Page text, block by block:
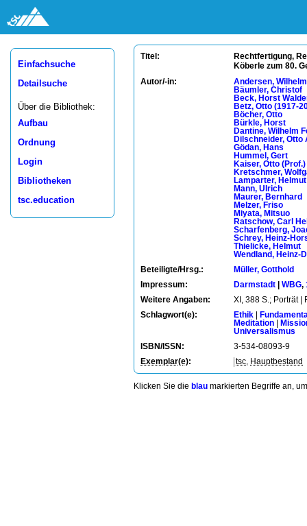
Einfachsuche
Detailsuche
Über die Bibliothek:
Aufbau
Ordnung
Login
Bibliotheken
tsc.education
Titel:
Rechtfertigung,
Köberle zum 80.
Autor/-in:
Andersen, Wilhelm
Bäumler, Christof
Beck, Horst
Betz, Otto (1917-
Böcher, Otto
Bürkle, Horst
Dantine, Wilhelm
Dilschneider, Otto
Gödan, Hans
Hummel, Gert
Kaiser, Otto (Prof.)
Kretschmer,
Lamparter, Helmut
Mann, Ulrich
Maurer, Bernhard
Melzer, Friso
Miyata, Mitsuo
Ratschow, Carl
Scharfenberg,
Schrey, Heinz-
Thielicke, Helmut
Wendland, Heinz-
Beteiligte/Hrsg.:
Müller, Gotthold
Impressum:
Darmstadt WBG,
Weitere Angaben:
XI, 388 S.; Porträt |
Schlagwort(e):
Ethik
Meditation
Universalismus
ISBN/ISSN:
3-534-08093-9
Exemplar(e): tsc Hauptbestand
Klicken Sie die blau markierten Begriffe an,